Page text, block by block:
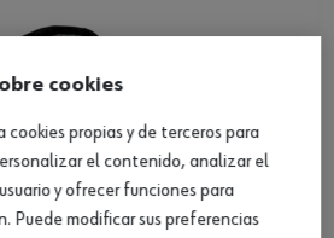
cookies
cookies propias y de terceros para
el contenido, analizar el
y ofrecer funciones para
Puede modificar sus preferencias